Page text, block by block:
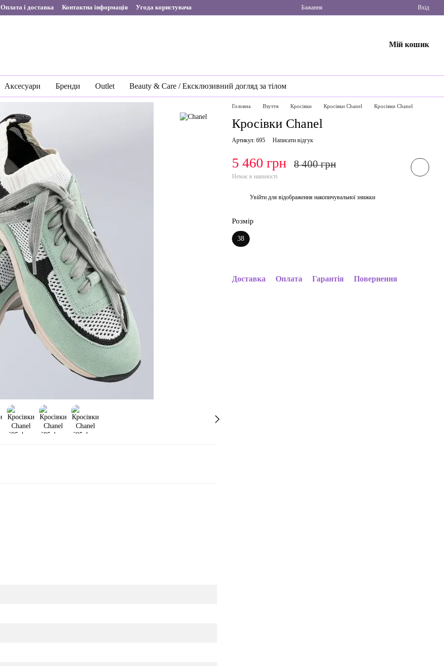
Оплата і доставка Контактна інформація Угода користувача Бажання Вхід
Мій кошик
Аксесуари Бренди Outlet Beauty & Care / Ексклюзивний догляд за тілом
Головна Взуття Кросівки Кросівки Chanel Кросівки Chanel
Кросівки Chanel
Артикул: 695 Написати відгук
5 460 грн 8 400 грн
Немає в наявності
Увійти для відображення накопичувальної знижки
Розмір
38
Доставка Оплата Гарантія Повернення